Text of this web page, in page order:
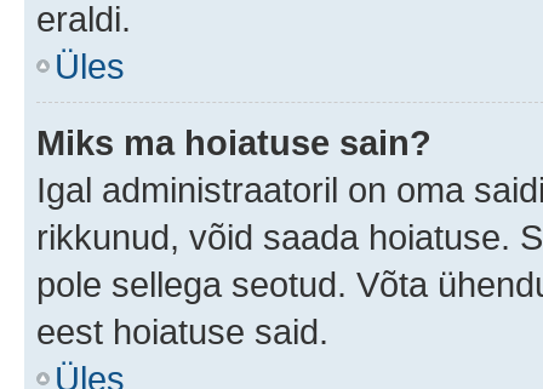
eraldi.
Üles
Miks ma hoiatuse sain?
Igal administraatoril on oma
rikkunud, võid saada hoiatuse.
pole sellega seotud. Võta
eest hoiatuse said.
Üles